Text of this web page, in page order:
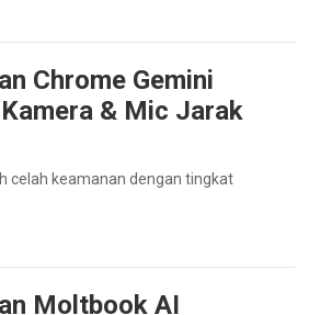
Chrome Gemini
& Mic Jarak
celah keamanan dengan tingkat
Moltbook AI